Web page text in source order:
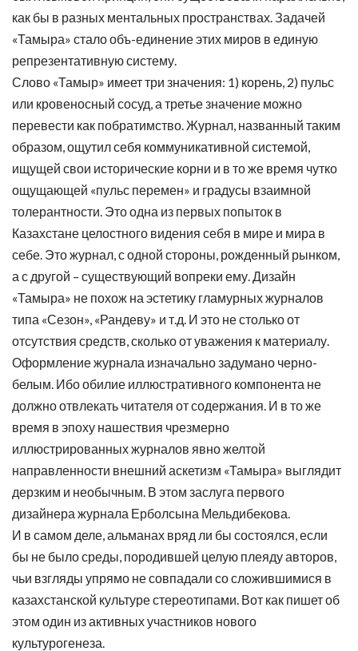
как бы в разных ментальных пространствах. Задачей
«Тамыра» стало объ-единение этих миров в единую
репрезентативную систему.
Слово «Тамыр» имеет три значения: 1) корень, 2) пульс
или кровеносный сосуд, а третье значение можно
перевести как побратимство. Журнал, названный таким
образом, ощутил себя коммуникативной системой,
ищущей свои исторические корни и в то же время чутко
ощущающей «пульс перемен» и градусы взаимной
толерантности. Это одна из первых попыток в
Казахстане целостного видения себя в мире и мира в
себе. Это журнал, с одной стороны, рожденный рынком,
а с другой – существующий вопреки ему. Дизайн
«Тамыра» не похож на эстетику гламурных журналов
типа «Сезон», «Рандеву» и т.д. И это не столько от
отсутствия средств, сколько от уважения к материалу.
Оформление журнала изначально задумано черно-
белым. Ибо обилие иллюстративного компонента не
должно отвлекать читателя от содержания. И в то же
время в эпоху нашествия чрезмерно
иллюстрированных журналов явно желтой
направленности внешний аскетизм «Тамыра» выглядит
дерзким и необычным. В этом заслуга первого
дизайнера журнала Ерболсына Мельдибекова.
И в самом деле, альманах вряд ли бы состоялся, если
бы не было среды, породившей целую плеяду авторов,
чьи взгляды упрямо не совпадали со сложившимися в
казахстанской культуре стереотипами. Вот как пишет об
этом один из активных участников нового
культурогенеза.